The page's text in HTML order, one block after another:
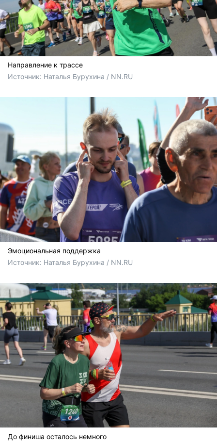
Направление к трассе
Источник: Наталья Бурухина / NN.RU
Эмоциональная поддержка
Источник: Наталья Бурухина / NN.RU
До финиша осталось немного